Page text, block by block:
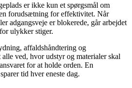
er ikke kun et spørgsmål om
forudsætning for effektivitet. Når
adgangsveje er blokerede, går arbejdet
ulykker stiger.
affaldshåndtering og
ved, hvor udstyr og materialer skal
for at holde orden. En
tid hver eneste dag.